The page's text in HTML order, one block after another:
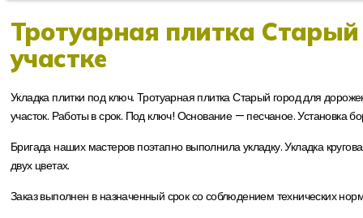
Тротуарная плитка
участке
Укладка плитки под ключ. Тротуарная плитка Старый город для
участок. Работы в срок. Под ключ! Основание — песчаное. Установка
Бригада наших мастеров поэтапно выполнила укладку. Укладка
двух цветах.
Заказ выполнен в назначенный срок со соблюдением технических